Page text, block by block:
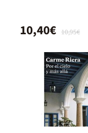
10,95€
10,40€